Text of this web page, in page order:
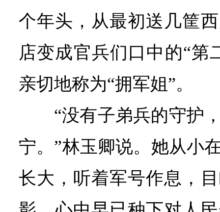
个年头，从最初送几筐
店变成官兵们口中的“第
亲切地称为“拥军姐”。
“没有子弟兵的守护
宁。”林玉卿说。她从小
长大，听着军号作息，